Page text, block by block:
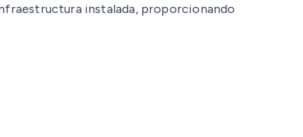
instalada, proporcionando